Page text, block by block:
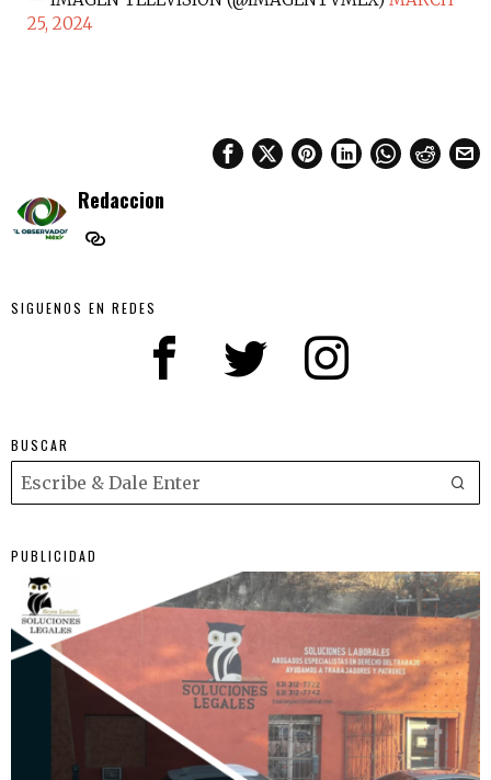
25, 2024
Redaccion
SIGUENOS EN REDES
BUSCAR
PUBLICIDAD